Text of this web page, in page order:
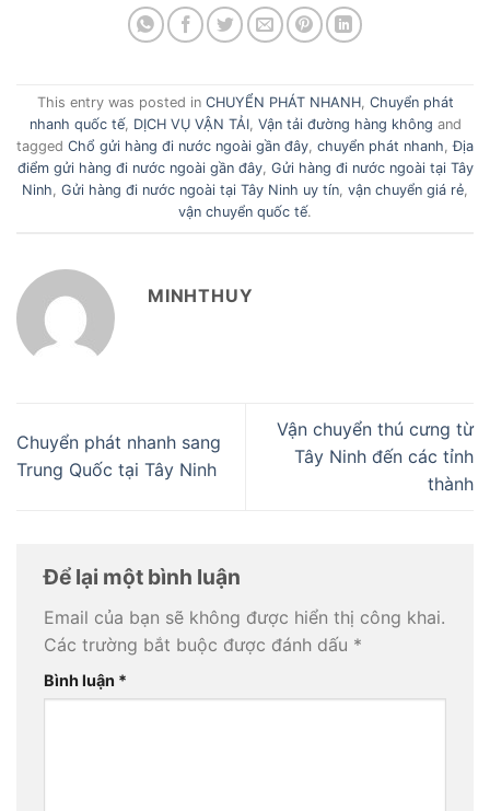
This entry was posted in CHUYỂN PHÁT NHANH, Chuyển phát
nhanh quốc tế, DỊCH VỤ VẬN TẢI, Vận tải đường hàng không and
tagged Chổ gửi hàng đi nước ngoài gần đây, chuyển phát nhanh,Địa
điểm gửi hàng đi nước ngoài gần đây, Gửi hàng đi nước ngoài tại Tây
Ninh, Gửi hàng đi nước ngoài tại Tây Ninh uy tín, vận chuyển giá rẻ,
vận chuyển quốc tế.
MINHTHUY
Chuyển phát nhanh sang
Trung Quốc tại Tây Ninh
Vận chuyển thú cưng từ
Tây Ninh đến các tỉnh
thành
Để lại một bình luận
Email của bạn sẽ không được hiển thị công khai.
Các trường bắt buộc được đánh dấu *
Bình luận *